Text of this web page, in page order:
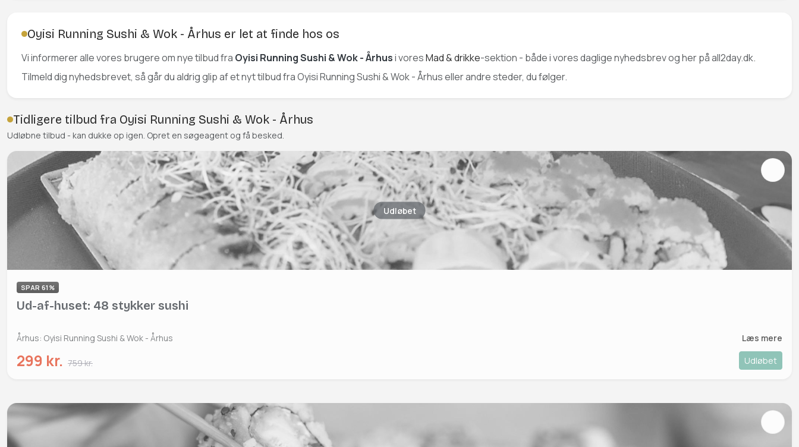
Oyisi Running Sushi & Wok - Århus er let at finde hos os
Vi informerer alle vores brugere om nye tilbud fra Oyisi Running Sushi & Wok - Århusi voresMad & drikke-sektion - både i vores daglige nyhedsbrev og her på all2day.dk.
Tilmeld dig nyhedsbrevet, så går du aldrig glip af et nyt tilbud fra Oyisi Running Sushi & Wok - Århus eller andre steder, du følger.
Tidligere tilbud fra Oyisi Running Sushi & Wok - Århus
Udløbne tilbud - kan dukke op igen. Opret en søgeagent og få besked.
Udløbet
SPAR 61%
Ud-af-huset: 48 stykker sushi
Århus: Oyisi Running Sushi & Wok - Århus Læs mere
299 kr. 759 kr. Udløbet